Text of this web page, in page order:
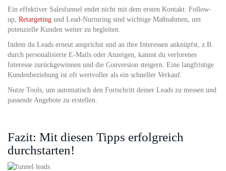
Ein effektiver Salesfunnel endet nicht mit dem ersten Kontakt. Follow-
up, Retargeting und Lead-Nurturing sind wichtige Maßnahmen, um
potenzielle Kunden weiter zu begleiten.
Indem du Leads erneut ansprichst und an ihre Interessen anknüpfst, z.B.
durch personalisierte E-Mails oder Anzeigen, kannst du verlorenes
Interesse zurückgewinnen und die Conversion steigern. Eine langfristige
Kundenbeziehung ist oft wertvoller als ein schneller Verkauf.
Nutze Tools, um automatisch den Fortschritt deiner Leads zu messen und
passende Angebote zu erstellen.
Fazit: Mit diesen Tipps erfolgreich
durchstarten!